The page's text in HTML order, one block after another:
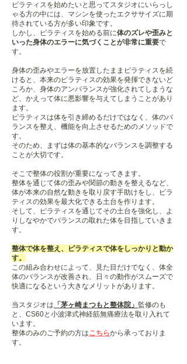
ピラティスを始めたいと思ってスタジオにいらっし
ゃる方の中には、マシンを使ったエクササイズに期
待されている方が多い印象です。
しかし、ピラティスを始める前に体のズレや歪みと
いった身体のエラーに気づくことが非常に重要で
す。
身体の歪みやエラーを放置したままピラティスを続
けると、本来のピラティスの効果を発揮できないど
ころか、身体のアンバランスが強化されてしまうな
ど、かえって体に悪影響を与えてしまうことがあり
ます。
ピラティスは体を引き締めるだけではなく、体のバ
ランスを整え、機能を向上させるためのメソッドで
す。
そのため、まずは体の基本的なバランスを調整する
ことが大切です。
そこで整体の役割が重要になってきます。
整体を通じて体の歪みや関節の動きを整えるなど、
体が本来の自然な動きを取り戻す手助けをし、ピラ
ティスの効果を最大化できる土台を作ります。
そして、ピラティスを通じてその土台を強化し、よ
りしなやかでバランスの取れた体を目指していきま
す。
整体で体を整え、ピラティスで体をしっかりと動か
す。
この組み合わせによって、見た目だけでなく、体全
体のバランスが改善され、日々の動作がスムーズで
快適になるという大きなメリットがあります。
​当スタジオは 「茅ヶ崎まつもと整体院」 監修のも
と、CS60と小波津式神経筋無痛療法を取り入れて
います。
​整体のみのご予約の方はこちらから承っておりま
す。